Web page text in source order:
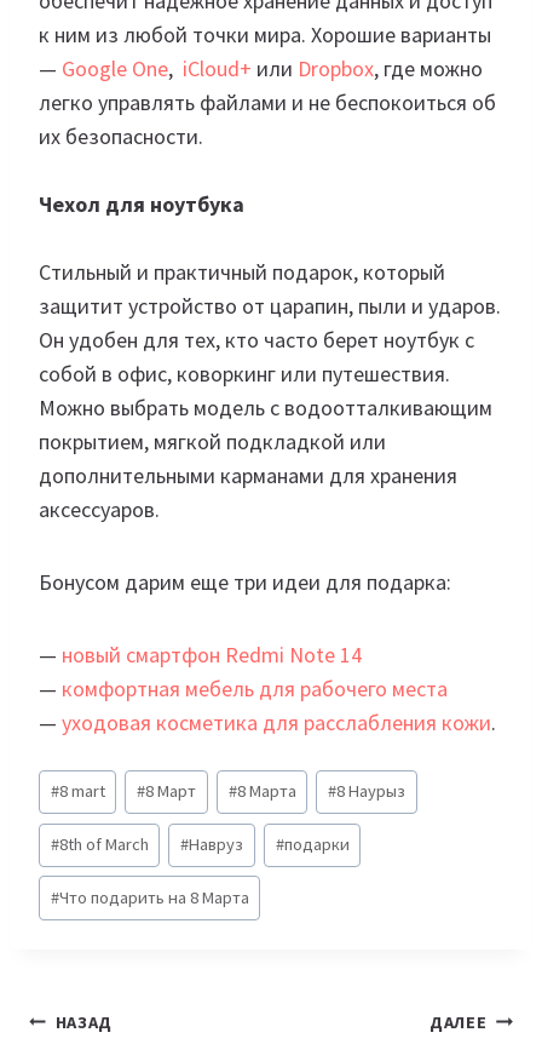
к ним из любой точки мира. Хорошие варианты
— Google One, iCloud+ или Dropbox, где можно
легко управлять файлами и не беспокоиться об
их безопасности.
Чехол для ноутбука
Стильный и практичный подарок, который
защитит устройство от царапин, пыли и ударов.
Он удобен для тех, кто часто берет ноутбук с
собой в офис, коворкинг или путешествия.
Можно выбрать модель с водоотталкивающим
покрытием, мягкой подкладкой или
дополнительными карманами для хранения
аксессуаров.
Бонусом дарим еще три идеи для подарка:
— новый смартфон Redmi Note 14
— комфортная мебель для рабочего места
— уходовая косметика для расслабления кожи.
Метки
записи:
#8 mart #8 Март #8 Марта #8 Наурыз
#8th of March #Навруз #подарки
#Что подарить на 8 Марта
Навигация
НАЗАД ДАЛЕЕ